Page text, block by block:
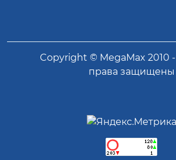
Copyright © MegaMax 2010 -
права защищены